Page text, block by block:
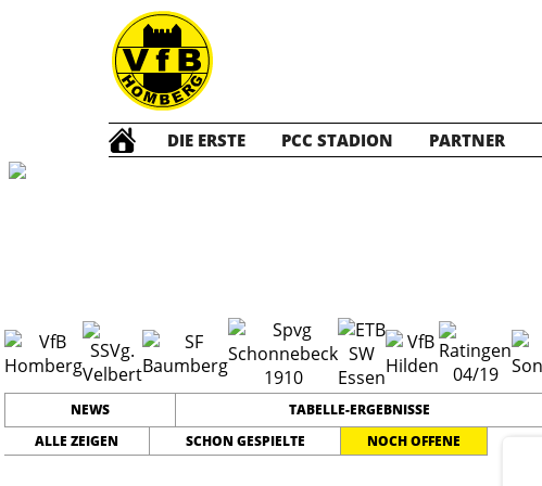
DIE ERSTE PCC STADION PARTNER
NEWS TABELLE-ERGEBNISSE
ALLE ZEIGEN
SCHON GESPIELTE NOCH OFFENE